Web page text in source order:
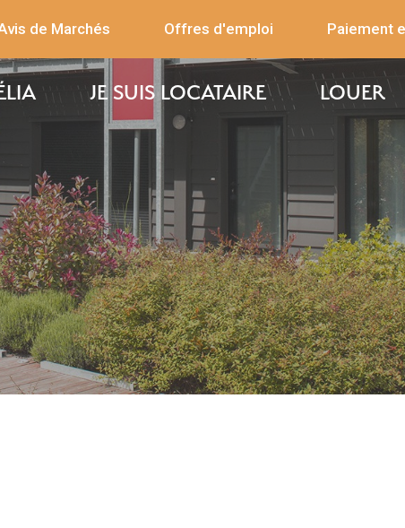
de Marchés Offres d'emploi Paiement
JE SUIS LOCATAIRE LOUER